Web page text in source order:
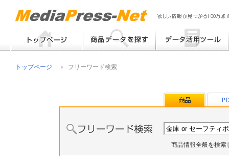
メーカー別検索
トップページ フリーワード検索
商品情報全般を検索